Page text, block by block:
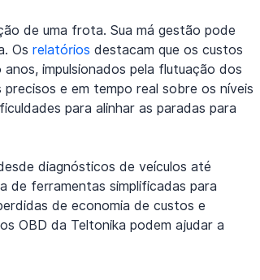
de uma frota. Sua má gestão pode
Os relatórios destacam que os custos
impulsionados pela flutuação dos
e em tempo real sobre os níveis
para alinhar as paradas para
diagnósticos de veículos até
de ferramentas simplificadas para
de economia de custos e
OBD da Teltonika podem ajudar a